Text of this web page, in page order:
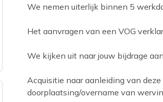
We nemen uiterlijk binnen 5
Het aanvragen van een VOG
We kijken uit naar jouw bijdrage
Acquisitie naar aanleiding van
doorplaatsing/overname van